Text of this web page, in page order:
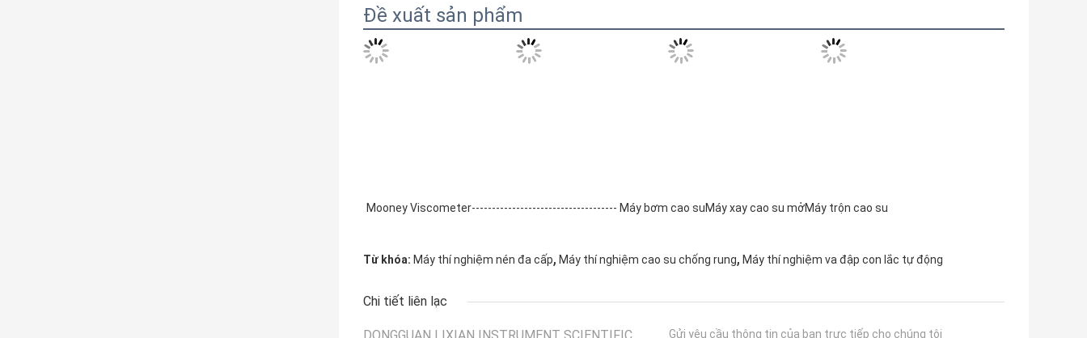
Đề xuất sản phẩm
Mooney Viscometer------------------------------------ Máy bơm cao suMáy xay cao su mởMáy trộn cao su
Từ khóa: Máy thí nghiệm nén đa cấp, Máy thí nghiệm cao su chống rung, Máy thí nghiệm va đập con lắc tự động
Chi tiết liên lạc
Gửi yêu cầu thông tin của bạn trực tiếp cho chúng tôi